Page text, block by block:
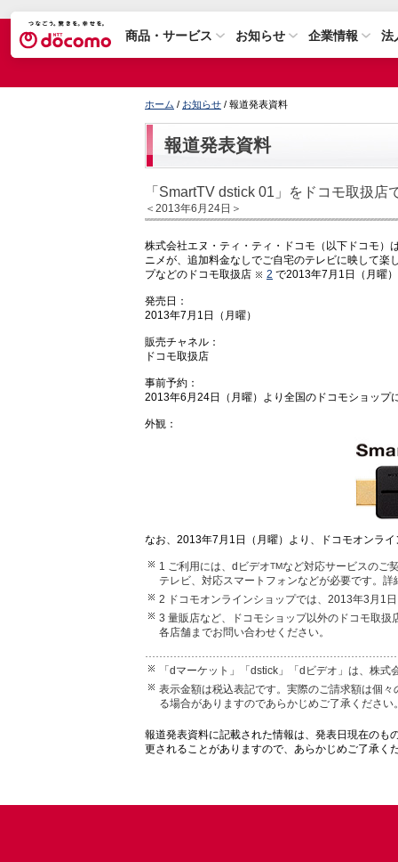
商品・サービス お知らせ 企業情報 法
ホーム / お知らせ / 報道発表資料
報道発表資料
「SmartTV dstick 01」をドコモ取扱店
＜2013年6月24日＞
株式会社エヌ・ティ・ティ・ドコモ（以下ドコモ
ニメが、追加料金なしでご自宅のテレビに映して楽
プなどのドコモ取扱店
2 で2013年7月1日（月曜
発売日：
2013年7月1日（月曜）
販売チャネル：
ドコモ取扱店
事前予約：
2013年6月24日（月曜）より全国のドコモショップ
外観：
なお、2013年7月1日（月曜）より、ドコモオンラ
1 ご利用には、dビデオTMなど対応サービスのご
テレビ、対応スマートフォンなどが必要です。
2 ドコモオンラインショップでは、2013年3月1
3 量販店など、ドコモショップ以外のドコモ取
各店舗までお問い合わせください。
「dマーケット」「dstick」「dビデオ」は、株
表示金額は税込表記です。実際のご請求額は個
る場合がありますのであらかじめご了承ください
報道発表資料に記載された情報は、発表日現在のも
更されることがありますので、あらかじめご了承く